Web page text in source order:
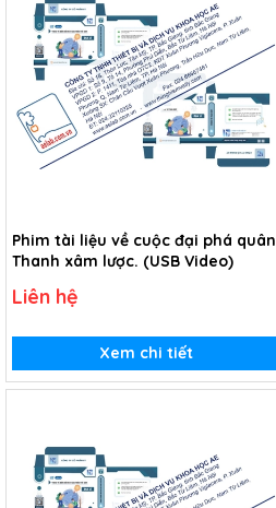
Phim tài liệu về cuộc đại phá quân
Thanh xâm lược. (USB Video)
Liên hệ
Xem chi tiết